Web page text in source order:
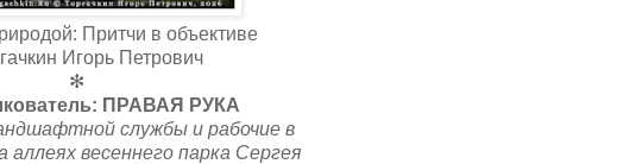
Притчи в объективе
Игорь Петрович
✻
ПРАВАЯ РУКА
службы и рабочие в
аллеях весеннего парка Сергея